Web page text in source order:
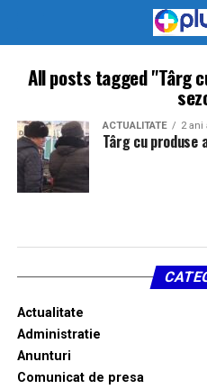
All posts tagged "Târg
ACTUALITATE 2 ani
Târg cu produse
Actualitate
Administratie
Anunturi
Comunicat de presa